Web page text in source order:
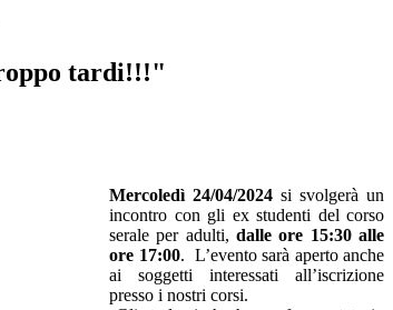
tardi!!!"
Mercoledì 24/04/2024 si svolgerà un
incontro con gli ex studenti del corso
serale per adulti, dalle ore 15:30 alle
ore 17:00. L’evento sarà aperto anche
ai soggetti interessati all’iscrizione
presso i nostri corsi.